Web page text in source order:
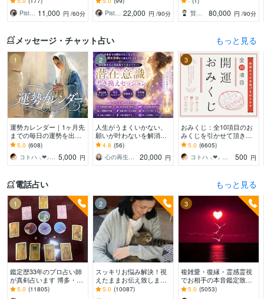
やリールも、AIに指示す
るだけ。 11,000 円 /60分
から個々の課題解決まで
ハンズオン22,000 円 /90分
実用レベルへ80,000 円 /90分
メッセージ・チャット占い もっと見る
1
運勢カレンダー｜1ヶ月先
までの毎日の運勢を出し
ます 30日×500字のおよそ
1万5千文字で細かく詳細
に記します
5.0 (608)
コトハ ⸜❤︎⸝ 新サービス提供開始✨️ 5,000 円
2
人生がうまくいかない、
願いが叶わないを解消し
ます 現実を変えるために
努力したのに、自力では
もう無理と感じている
4.8 (56)
心の再生セラピスト YASUKO
20,000 円
3
おみくじ：全10項目のお
みくじを引かせて頂きま
す ㊙あなた様がこの先ど
う進むかの道しるべにな
さってください！
5.0 (6605)
コトハ ⸜❤︎⸝ 新サービス提供開始✨️
500 円
電話占い もっと見る
1
鑑定歴33年のプロ占い師
が真剣占います 博多・廓
屋の純血統占い祈願師
雷鳥
5.0 (11805)
2
スッキリお悩み解決！視
えたままお伝え致します
恋愛、結婚、人間関係、
仕事、人生、ペットの気
5.0 (10087)
3
複雑愛・復縁・霊感霊視
でお相手の本音鑑定致し
ます 降りて来た言葉をそ
のままお伝えします。
5.0 (5053)